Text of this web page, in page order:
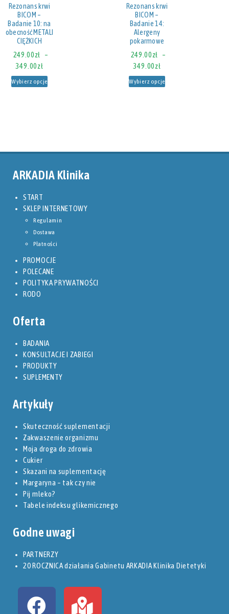
Rezonans krwi
BICOM –
Badanie 10: na
obecność METALI
CIĘŻKICH
249.00zł
–
349.00zł
Wybierz opcje
Rezonans krwi
BICOM –
Badanie 14:
Alergeny
pokarmowe
249.00zł
–
349.00zł
Wybierz opcje
ARKADIA Klinika
START
SKLEP INTERNETOWY
Regulamin
Dostawa
Płatności
PROMOCJE
POLECANE
POLITYKA PRYWATNOŚCI
RODO
Oferta
BADANIA
KONSULTACJE I ZABIEGI
PRODUKTY
SUPLEMENTY
Artykuły
Skuteczność suplementacji
Zakwaszenie organizmu
Moja droga do zdrowia
Cukier
Skazani na suplementację
Margaryna – tak czy nie
Pij mleko?
Tabele indeksu glikemicznego
Godne uwagi
PARTNERZY
20 ROCZNICA działania Gabinetu ARKADIA Klinika Dietetyki